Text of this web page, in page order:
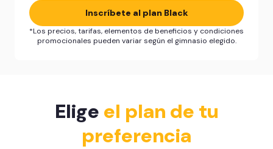
Inscríbete al plan Black
*Los precios, tarifas, elementos de beneficios y condiciones
promocionales pueden variar según el gimnasio elegido.
Elige el plan de tu
preferencia